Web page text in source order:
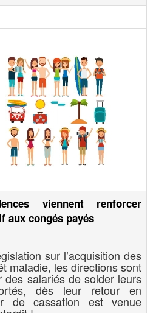
viennent renforcer
aux congés payés
sur l’acquisition des
maladie, les directions sont
des salariés de solder leurs
dès leur retour en
de cassation est venue